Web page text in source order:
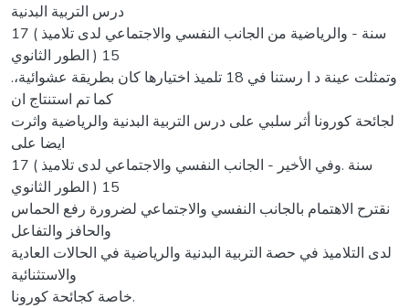
درس التربية البدنية
17 ( سنة - والرياضية من الجانب النفسي والاجتماعي لدى تلاميذ
الطور الثانوي ) 15
.وتمثلت عينة د ا رستنا في 18 تلميذ اختيارها كان بطريقة عشوائية،
كما تم استنتاج ان
لجائحة كورونا أثر سلبي على درس التربية البدنية والرياضية واثرت
ايضا على
17 ( سنة .وفي الأخير - الجانب النفسي والاجتماعي لدى تلاميذ
الطور الثانوي ) 15
نقترح الاهتمام بالجانب النفسي والاجتماعي لضرورة رفع الحماس
والحافز والتفاعل
لدى التلاميذ في حصة التربية البدنية والرياضية في الحالات العادية
والاستثنائية
خاصة كجائحة كورونا.